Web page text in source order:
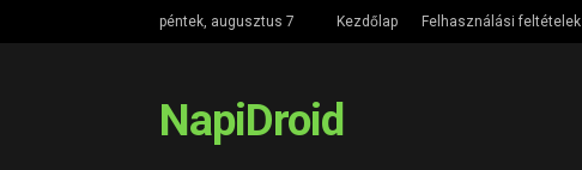
péntek, augusztus 7 Kezdőlap Felhasználási feltételek
NapiDroid